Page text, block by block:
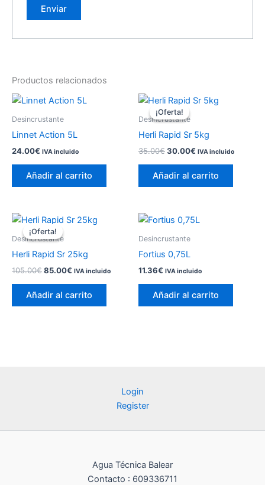
Productos relacionados
Desincrustante
Linnet Action 5L
24.00€ IVA incluido
Añadir al carrito
¡Oferta!
¡Oferta!
Desincrustante
Herli Rapid Sr 5kg
35.00€El
original
era:
30.00€ El
actual
es:
IVA incluido
Añadir al carrito
¡Oferta!
¡Oferta!
Desincrustante
Herli Rapid Sr 25kg
105.00€El
original
era:
85.00€ El
actual
es:
IVA incluido
Añadir al carrito
Desincrustante
Fortius 0,75L
11.36€ IVA incluido
Añadir al carrito
Login
Register
Agua Técnica Balear
Contacto : 609336711